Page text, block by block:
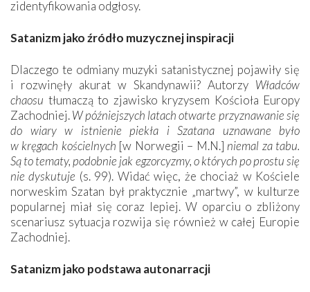
zidentyfikowania odgłosy.
Satanizm jako źródło muzycznej inspiracji
Dlaczego te odmiany muzyki satanistycznej pojawiły się
i rozwinęły akurat w Skandynawii? Autorzy Władców
chaosu tłumaczą to zjawisko kryzysem Kościoła Europy
Zachodniej.W późniejszych latach otwarte przyznawanie się
do wiary w istnienie piekła i Szatana uznawane było
w kręgach kościelnych [w Norwegii – M.N.] niemal za tabu.
Są to tematy, podobnie jak egzorcyzmy, o których po prostu się
nie dyskutuje (s. 99). Widać więc, że chociaż w Kościele
norweskim Szatan był praktycznie „martwy”, w kulturze
popularnej miał się coraz lepiej. W oparciu o zbliżony
scenariusz sytuacja rozwija się również w całej Europie
Zachodniej.
Satanizm jako podstawa autonarracji